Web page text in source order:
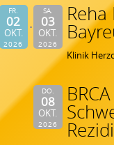
FR.
02
OKT.
2026
SA.
03
OKT.
2026
Reha
Klinik
DO.
08
OKT.
2026